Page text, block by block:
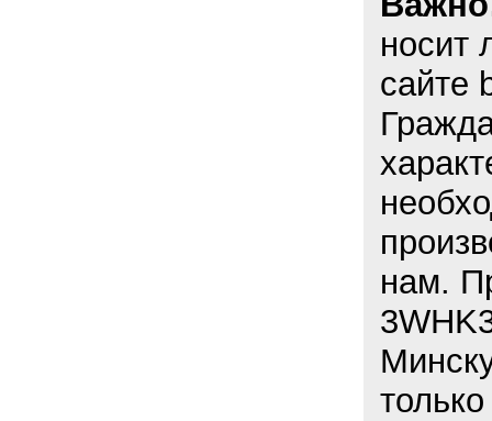
носит
сайте
нам.